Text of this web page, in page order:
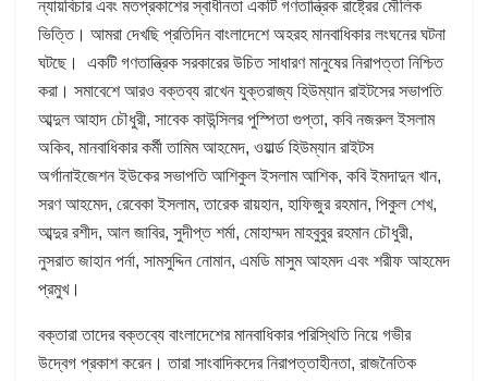
ন্যায়বিচার এবং মতপ্রকাশের স্বাধীনতা একটি গণতান্ত্রিক রাষ্ট্রের মৌলিক
ভিত্তি। আমরা দেখছি প্রতিদিন বাংলাদেশে অহরহ মানবাধিকার লংঘনের ঘটনা
ঘটছে। একটি গণতান্ত্রিক সরকারের উচিত সাধারণ মানুষের নিরাপত্তা নিশ্চিত
করা। সমাবেশে আরও বক্তব্য রাখেন যুক্তরাজ্য হিউম্যান রাইটসের সভাপতি
আব্দুল আহাদ চৌধুরী, সাবেক কাউন্সিলর পুস্পিতা গুপ্তা, কবি নজরুল ইসলাম
অকিব, মানবাধিকার কর্মী তামিম আহমেদ, ওয়ার্ল্ড হিউম্যান রাইটস
অর্গানাইজেশন ইউকের সভাপতি আশিকুল ইসলাম আশিক, কবি ইমদাদুন খান,
সরণ আহমেদ, রেবেকা ইসলাম, তারেক রায়হান, হাফিজুর রহমান, পিকুল শেখ,
আব্দুর রশীদ, আল জাবির, সুদীপ্ত শর্মা, মোহাম্মদ মাহবুবুর রহমান চৌধুরী,
নুসরাত জাহান পর্না, সামসুদ্দিন নোমান, এমডি মাসুম আহমদ এবং শরীফ আহমেদ
প্রমুখ।
বক্তারা তাদের বক্তব্যে বাংলাদেশের মানবাধিকার পরিস্থিতি নিয়ে গভীর
উদ্বেগ প্রকাশ করেন। তারা সাংবাদিকদের নিরাপত্তাহীনতা, রাজনৈতিক